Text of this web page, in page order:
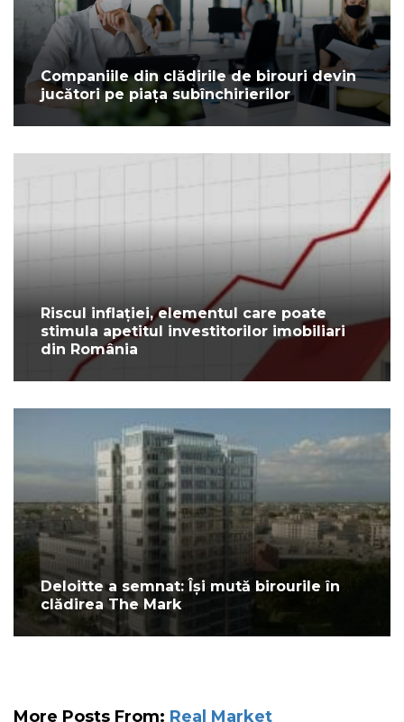
Companiile din clădirile de birouri devin
jucători pe piața subînchirierilor
Riscul inflației, elementul care poate
stimula apetitul investitorilor imobiliari
din România
Deloitte a semnat: Își mută birourile în
clădirea The Mark
More Posts From: Real Market